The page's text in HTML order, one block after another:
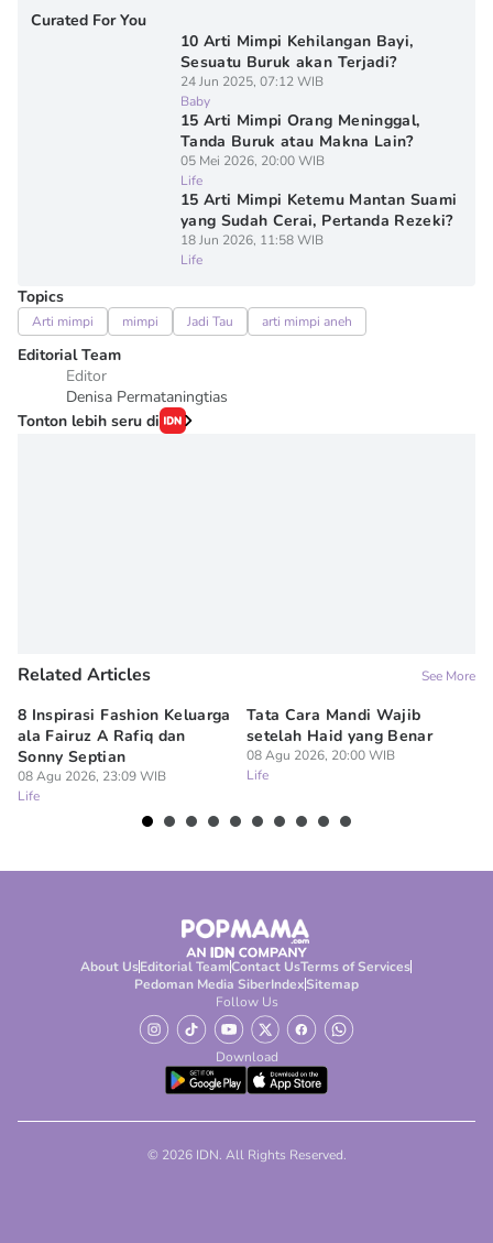
Curated For You
10 Arti Mimpi Kehilangan Bayi,
Sesuatu Buruk akan Terjadi?
24 Jun 2025, 07:12 WIB
Baby
15 Arti Mimpi Orang Meninggal,
Tanda Buruk atau Makna Lain?
05 Mei 2026, 20:00 WIB
Life
15 Arti Mimpi Ketemu Mantan Suami
yang Sudah Cerai, Pertanda Rezeki?
18 Jun 2026, 11:58 WIB
Life
Topics
Arti mimpi mimpi Jadi Tau arti mimpi aneh
Editorial Team
Editor
Denisa Permataningtias
Tonton lebih seru di
Related Articles See More
8 Inspirasi Fashion Keluarga
ala Fairuz A Rafiq dan
Sonny Septian
08 Agu 2026, 23:09 WIB
Life
Tata Cara Mandi Wajib
setelah Haid yang Benar
08 Agu 2026, 20:00 WIB
Life
About UsEditorial TeamContact UsTerms of Services
Pedoman Media SiberIndexSitemap
Follow Us
Download
© 2026 IDN. All Rights Reserved.